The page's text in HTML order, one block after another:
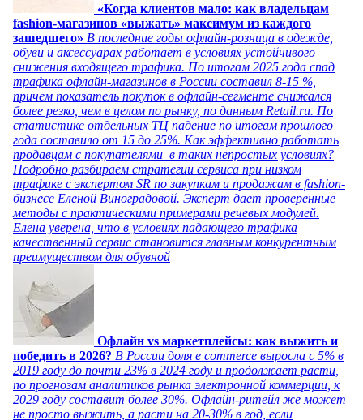
«Когда клиентов мало: как владельцам
fashion-магазинов «выжать» максимум из каждого
зашедшего» В последние годы офлайн-розница в одежде,
обуви и аксессуарах работает в условиях устойчивого
снижения входящего трафика. По итогам 2025 года спад
трафика офлайн-магазинов в России составил 8-15 %,
причем показатель покупок в офлайн-сегменте снижался
более резко, чем в целом по рынку, по данным Retail.ru. По
статистике отдельных ТЦ падение по итогам прошлого
года составило от 15 до 25%. Как эффективно работать
продавцам с покупателями в таких непростых условиях?
Подробно разбираем стратегии сервиса при низком
трафике с экспертом SR по закупкам и продажам в fashion-
бизнесе Еленой Виноградовой. Эксперт дает проверенные
методы с практическими примерами речевых модулей.
Елена уверена, что в условиях падающего трафика
качественный сервис становится главным конкурентным
преимуществом для обувной
Офлайн vs маркетплейсы: как выжить и
победить в 2026? В России доля e commerce выросла с 5% в
2019 году до почти 23% в 2024 году и продолжает расти,
по прогнозам аналитиков рынка электронной коммерции, к
2029 году составит более 30%. Офлайн-ритейл же может
не просто выжить, а расти на 20-30% в год, если